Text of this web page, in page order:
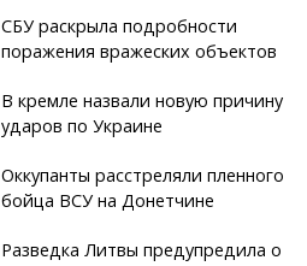
СБУ раскрыла подробности
поражения вражеских объектов
В кремле назвали новую причину
ударов по Украине
Оккупанты расстреляли пленного
бойца ВСУ на Донетчине
Разведка Литвы предупредила о